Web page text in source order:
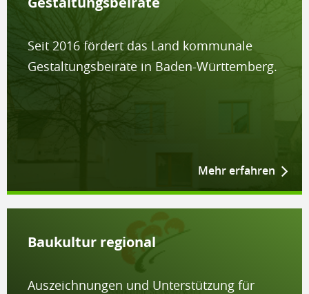
Seit 2016 fördert das Land kommunale
Gestaltungsbeiräte in Baden-Württemberg.
Mehr erfahren
Baukultur regional
Auszeichnungen und Unterstützung für